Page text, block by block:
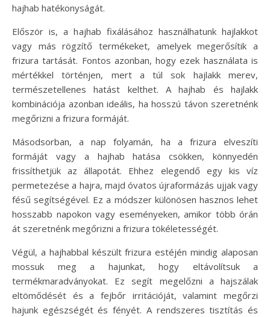
hajhab hatékonyságát.
Először is, a hajhab fixálásához használhatunk hajlakkot
vagy más rögzítő termékeket, amelyek megerősítik a
frizura tartását. Fontos azonban, hogy ezek használata is
mértékkel történjen, mert a túl sok hajlakk merev,
természetellenes hatást kelthet. A hajhab és hajlakk
kombinációja azonban ideális, ha hosszú távon szeretnénk
megőrizni a frizura formáját.
Másodsorban, a nap folyamán, ha a frizura elveszíti
formáját vagy a hajhab hatása csökken, könnyedén
frissíthetjük az állapotát. Ehhez elegendő egy kis víz
permetezése a hajra, majd óvatos újraformázás ujjak vagy
fésű segítségével. Ez a módszer különösen hasznos lehet
hosszabb napokon vagy eseményeken, amikor több órán
át szeretnénk megőrizni a frizura tökéletességét.
Végül, a hajhabbal készült frizura estéjén mindig alaposan
mossuk meg a hajunkat, hogy eltávolítsuk a
termékmaradványokat. Ez segít megelőzni a hajszálak
eltömődését és a fejbőr irritációját, valamint megőrzi
hajunk egészségét és fényét. A rendszeres tisztítás és